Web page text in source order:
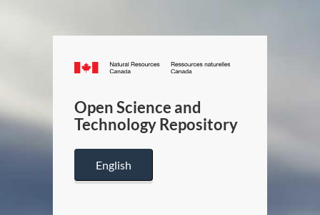
Canada.ca
/
Canada
Open Science and
Technology Repository
English